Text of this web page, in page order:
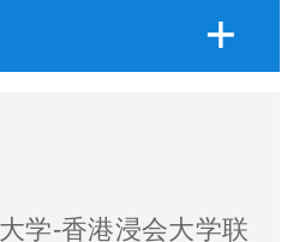
学-香港浸会大学联